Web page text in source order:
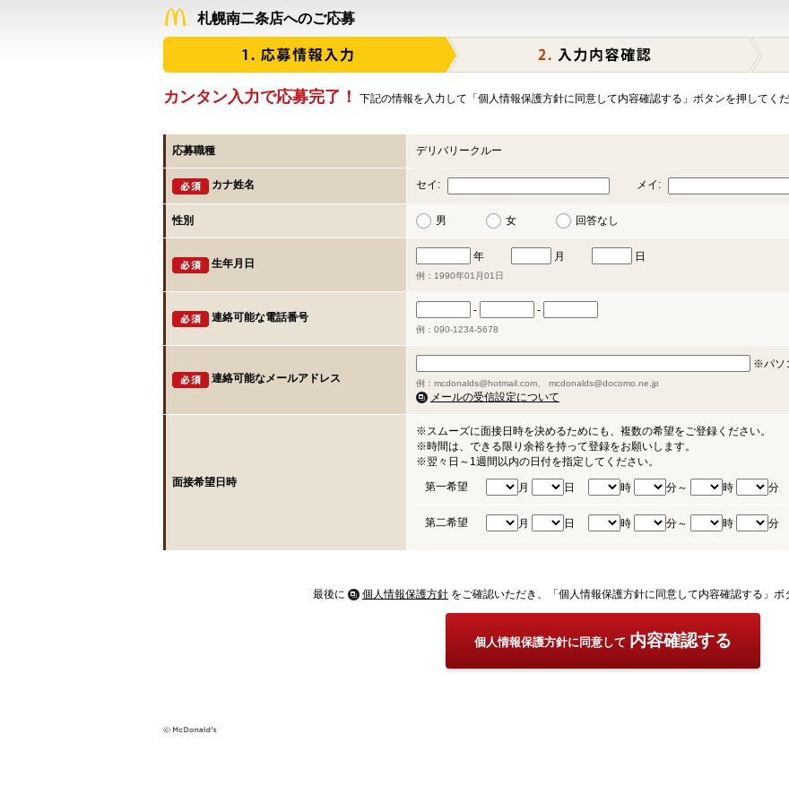
札幌南二条店へのご応募
カンタン入力で応募完了！ 下記の情報を入力して「個人情報保護方針に同意して内容確認する」ボタンを押してくだ
応募職種 デリバリークルー
カナ姓名 セイ: メイ:
性別 男 女 回答なし
生年月日
年 月 日
例：1990年01月01日
連絡可能な電話番号
- -
例：090-1234-5678
連絡可能なメールアドレス
※パソ
例：mcdonalds@hotmail.com、 mcdonalds@docomo.ne.jp
メールの受信設定について
面接希望日時
※スムーズに面接日時を決めるためにも、複数の希望をご登録ください。
※時間は、できる限り余裕を持って登録をお願いします。
※翌々日～1週間以内の日付を指定してください。
第一希望
月 日 時 分～ 時 分
第二希望 月 日 時 分～ 時 分
最後に 個人情報保護方針 をご確認いただき、「個人情報保護方針に同意して内容確認する」
個人情報保護方針に同意して 内容確認する